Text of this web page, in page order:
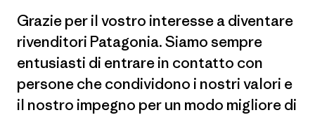
Grazie per il vostro interesse a diventare
rivenditori Patagonia. Siamo sempre
entusiasti di entrare in contatto con
persone che condividono i nostri valori e
il nostro impegno per un modo migliore di